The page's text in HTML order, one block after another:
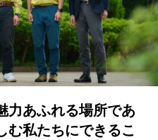
力あふれる場所であ
む私たちにできるこ